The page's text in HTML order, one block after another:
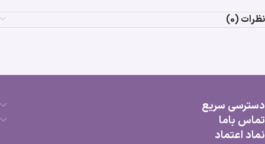
نظرات (0)
دسترسی سریع
تماس باما
نماد اعتماد